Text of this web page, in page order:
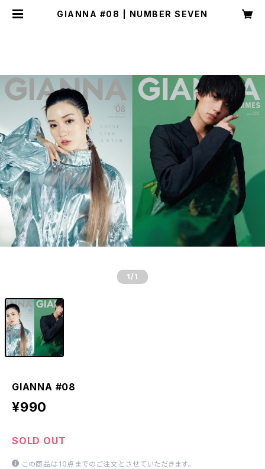
GIANNA #08 | NUMBER SEVEN
1 /1
GIANNA #08
¥990
SOLD OUT
この商品は10点までのご注文とさせていただきます。